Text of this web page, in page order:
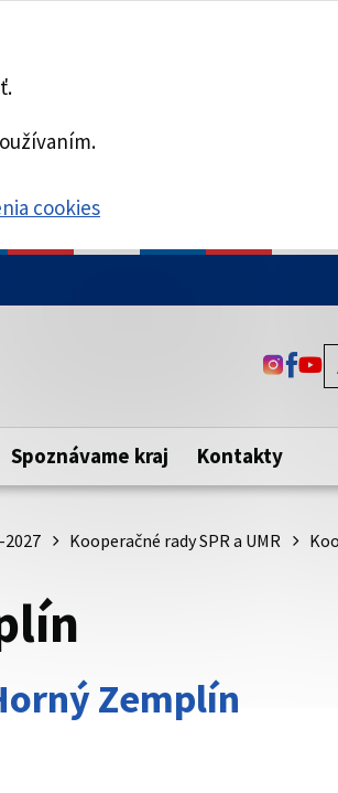
cookies
Táto stránka je zabezpečená
zabezpečenú webovú stránku.
https:// pred názvom domény
ODKAZ
Spoznávame kraj Kontakty
Kooperačné rady SPR a UMR
Zemplín